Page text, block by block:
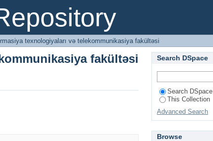
fakültəsi
texnologiyaları və telekommunikasiya fakültəsi
fakültəsi Search DSpace
Search DSpace
This Collection
Advanced Search
Browse